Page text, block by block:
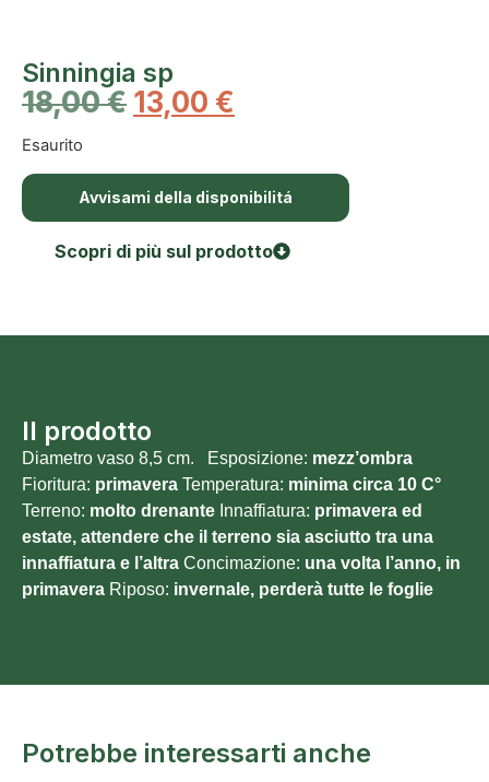
Sinningia sp
18,00€ 13,00 €
Esaurito
Avvisami della disponibilitá
Scopri di più sul prodotto
Il prodotto
Diametro vaso 8,5 cm. Esposizione: mezz’ombra
Fioritura: primavera Temperatura: minima circa 10 C°
Terreno: molto drenante Innaffiatura: primavera ed
estate, attendere che il terreno sia asciutto tra una
innaffiatura e l’altra Concimazione: una volta l’anno, in
primavera Riposo: invernale, perderà tutte le foglie
Potrebbe interessarti anche